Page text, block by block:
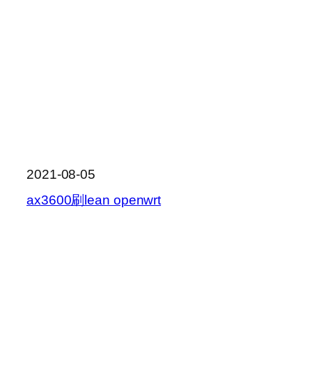
2021-08-05
ax3600刷lean openwrt